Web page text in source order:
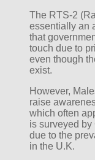
The RTS-2
essentially an
that
touch due to
even though
exist.
However,
raise
which often
is surveyed
due to the
in the U.K.